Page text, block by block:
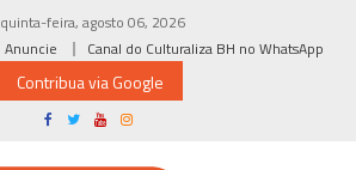
quinta-feira, agosto 06, 2026
Anuncie Canal do Culturaliza BH no WhatsApp
Contribua via Google